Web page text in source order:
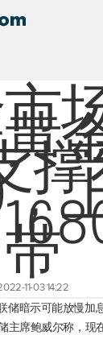
撑
带
11-03 14:22
储暗示可能放慢加
主席鲍威尔称，现